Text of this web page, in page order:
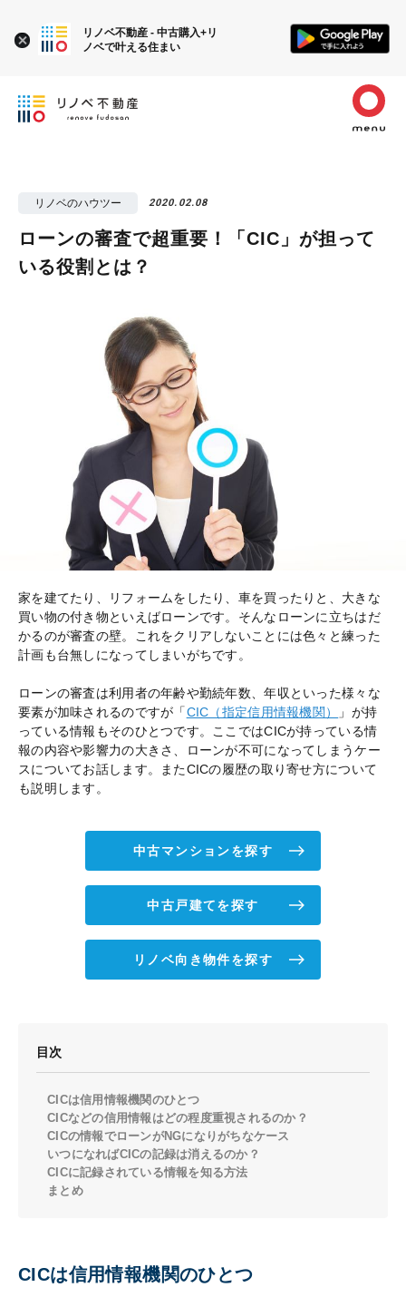
リノベのハウツー 2020.02.08
ローンの審査で超重要！「CIC」が担って
いる役割とは？
家を建てたり、リフォームをしたり、車を買ったりと、大きな
買い物の付き物といえばローンです。そんなローンに立ちはだ
かるのが審査の壁。これをクリアしないことには色々と練った
計画も台無しになってしまいがちです。
ローンの審査は利用者の年齢や勤続年数、年収といった様々な
要素が加味されるのですが「CIC（指定信用情報機関）
」が持
っている情報もそのひとつです。ここではCICが持っている情
報の内容や影響力の大きさ、ローンが不可になってしまうケー
スについてお話します。またCICの履歴の取り寄せ方について
も説明します。
中古マンションを探す
中古戸建てを探す
リノベ向き物件を探す
目次
CICは信用情報機関のひとつ
CICなどの信用情報はどの程度重視されるのか？
CICの情報でローンがNGになりがちなケース
いつになればCICの記録は消えるのか？
CICに記録されている情報を知る方法
まとめ
CICは信用情報機関のひとつ
リノベ不動産 - 中古購入+リ
ノベで叶える住まい